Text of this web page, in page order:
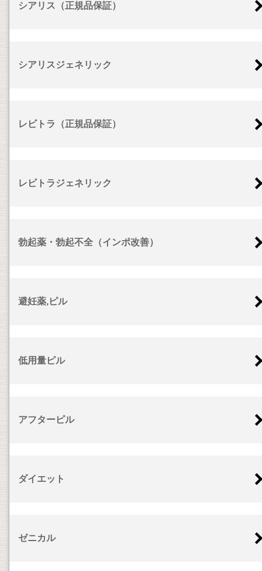
シアリス（正規品保証）
シアリスジェネリック
レビトラ（正規品保証）
レビトラジェネリック
勃起薬・勃起不全（インポ改善）
避妊薬,ピル
低用量ピル
アフターピル
ダイエット
ゼニカル